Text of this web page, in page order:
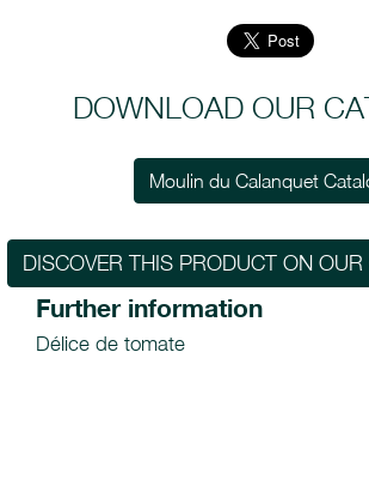
DOWNLOAD OUR
Moulin du Calanquet
DISCOVER THIS PRODUCT ON
Further information
Délice de tomate